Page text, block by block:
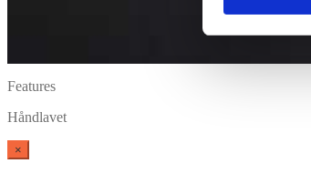
Features
Håndlavet
×